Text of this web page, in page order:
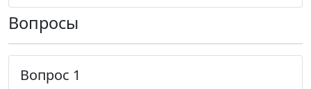
Вопросы
Вопрос 1